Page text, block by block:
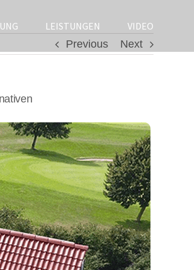
LEISTUNGEN
VIDEO
Previous
Next